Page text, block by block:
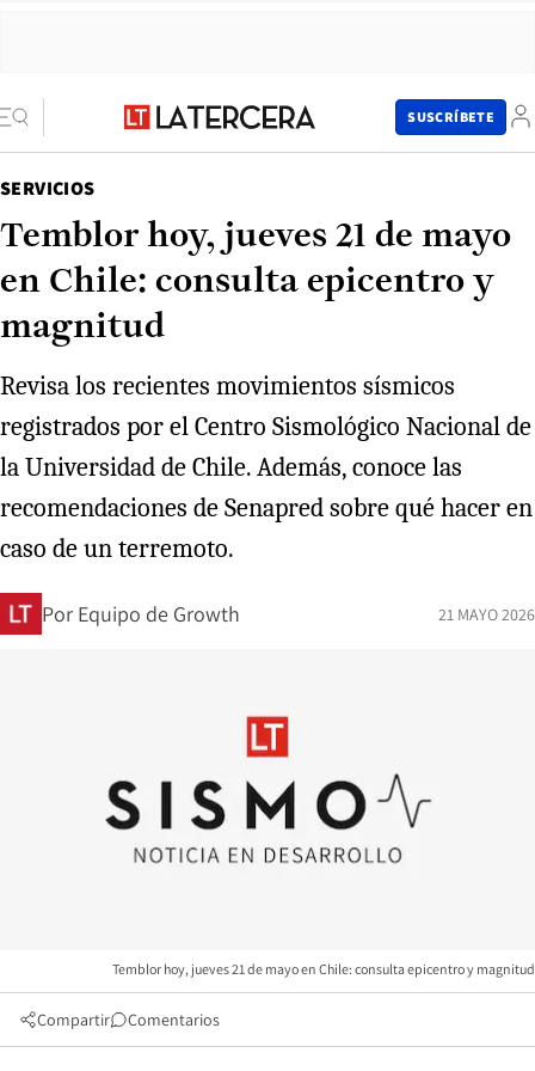
SUSCRÍBETE
SERVICIOS
Temblor hoy, jueves 21 de mayo
en Chile: consulta epicentro y
magnitud
Revisa los recientes movimientos sísmicos
registrados por el Centro Sismológico Nacional de
la Universidad de Chile. Además, conoce las
recomendaciones de Senapred sobre qué hacer en
caso de un terremoto.
Por Equipo de Growth 21 MAYO 2026
Temblor hoy, jueves 21 de mayo en Chile: consulta epicentro y magnitud
Compartir Comentarios